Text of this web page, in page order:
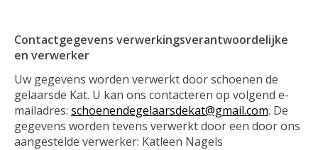
Contactgegevens verwerkingsverantwoordelijke
en verwerker
Uw gegevens worden verwerkt door schoenen de
gelaarsde Kat. U kan ons contacteren op volgend e-
mailadres: schoenendegelaarsdekat@gmail.com. De
gegevens worden tevens verwerkt door een door ons
aangestelde verwerker: Katleen Nagels